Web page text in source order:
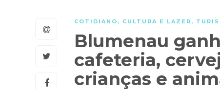
COTIDIANO , CULTURA E LAZER ,
Blumenau
cafeteria,
crianças e